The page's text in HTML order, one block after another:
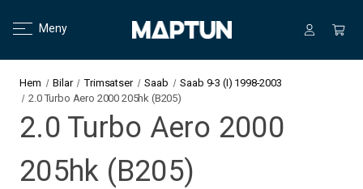
Meny
Hem Bilar Trimsatser Saab
Saab 9-3 (I) 1998-2003
2.0 Turbo Aero 2000 205hk (B205)
2.0 Turbo Aero 2000
205hk (B205)